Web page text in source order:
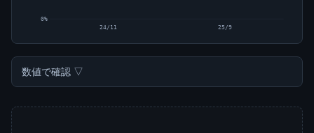
0%
24/11 25/9
数値で確認 ▽